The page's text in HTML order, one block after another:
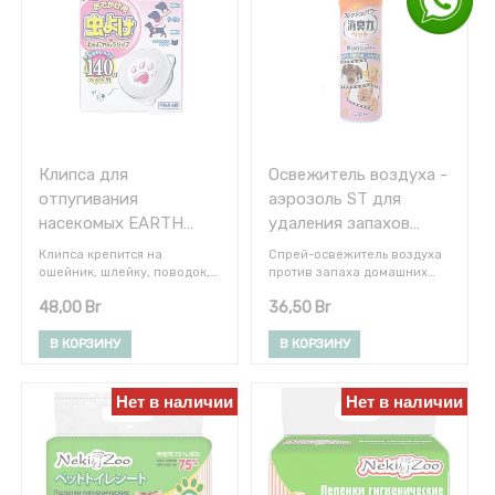
животных
Прочее
ФИЛЬТРЫ
Бренд
Клипса для
отпугивания
насекомых EARTH
BIOCHEMICAL во
время прогулки собак
и кошек 1 шт.
Клипса крепится на
ошейник, шлейку, поводок,
сумку.
хирономид (комаров-
звонцов), бабочниц,
(дрозофил).
При намокании под дождем
действие НЕ уменьшается.
Срок службы 140 дней. В
комплекте
светоотражающий стикер
48,00 Br
В КОРЗИНУ
Освежитель воздуха -
аэрозоль ST для
удаления запахов
домашних питомцев
(Фруктовый сад) 280
мл.
Спрей-освежитель воздуха
против запаха домашних
натуральными
компонентами (содержит
катехин и экстракты
фруктового сада. Благодаря
широкоугольному
распылению усиливается
эффект дезодорации.
Антибактериальные
компоненты позволяют
36,50Br
В КОРЗИНУ
Нет в наличии Нет в наличии